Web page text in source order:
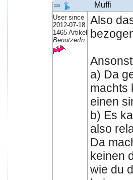
Muffi
User since
2012-07-18
1465 Artikel
BenutzerIn
Also
a) Da
machts
einen
b) Es
also
Da
keinen
wie du